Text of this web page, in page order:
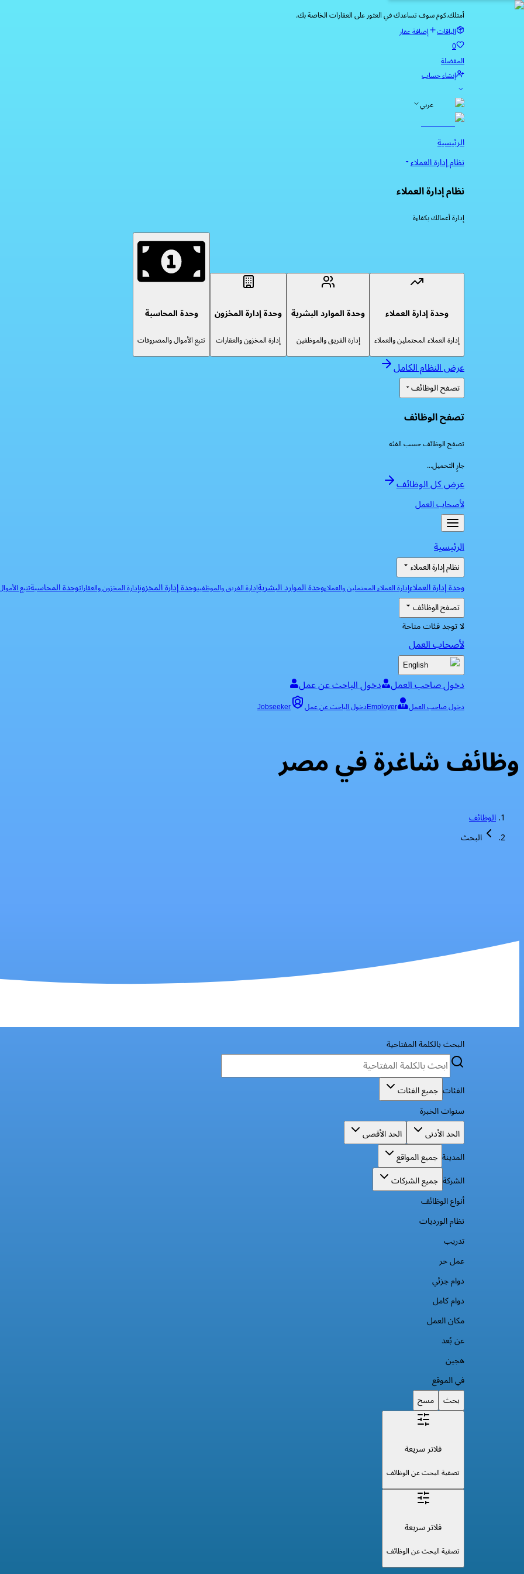
أمتلك.كوم سوف تساعدك في العثور على العقارات الخاصة بك.
الباقات إضافة عقار
0
المفضلة
إنشاء حساب
عربي
الرئيسية
نظام إدارة العملاء
نظام إدارة العملاء
إدارة أعمالك بكفاءة
وحدة إدارة العملاء
إدارة العملاء المحتملين والعملاء
وحدة الموارد البشرية
إدارة الفريق والموظفين
وحدة إدارة المخزون
إدارة المخزون والعقارات
وحدة المحاسبة
تتبع الأموال والمصروفات
عرض النظام الكامل
تصفح الوظائف
تصفح الوظائف
تصفح الوظائف حسب الفئه
جارٍ التحميل...
عرض كل الوظائف
لأصحاب العمل
الرئيسية
نظام إدارة العملاء
وحدة إدارة العملاءإدارة العملاء المحتملين والعملاءوحدة الموارد البشريةإدارة الفريق والموظفينوحدة إدارة المخزونإدارة المخزون والعقاراتوحدة المحاسبةتتبع
تصفح الوظائف
لا توجد فئات متاحة
لأصحاب العمل
English
دخول صاحب العمل دخول الباحث عن عمل
دخول صاحب العمل Employerدخول الباحث عن عمل Jobseeker
وظائف شاغرة في مصر
الوظائف
البحث
البحث بالكلمة المفتاحية
الفئات جميع الفئات
سنوات الخبرة
الحد الأدنى
الحد الأقصى
المدينة جميع المواقع
الشركة جميع الشركات
أنواع الوظائف
نظام الورديات
تدريب
عمل حر
دوام جزئي
دوام كامل
مكان العمل
عن بُعد
هجين
في الموقع
بحث مسح
فلاتر سريعة
تصفية البحث عن الوظائف
فلاتر سريعة
تصفية البحث عن الوظائف